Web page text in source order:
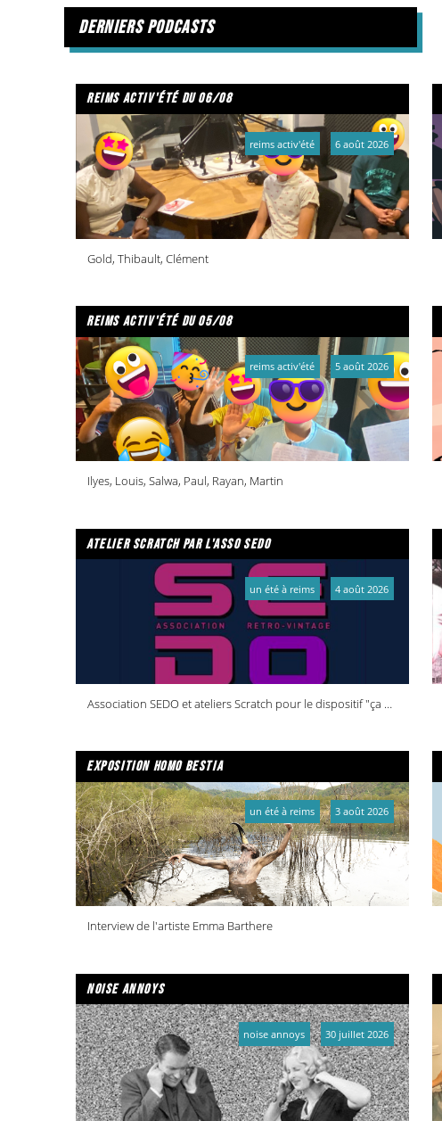
derniers podcasts
reims activ'été du 06/08
Gold, Thibault, Clément
reims activ'été 6 août 2026
reims activ'été du 05/08
Ilyes, Louis, Salwa, Paul, Rayan, Martin
reims activ'été 5 août 2026
atelier scratch par l'asso sedo
Association SEDO et ateliers Scratch pour le dispositif "ça bouge dans vos quartiers !"
un été à reims 4 août 2026
exposition homo bestia
Interview de l'artiste Emma Barthere
un été à reims 3 août 2026
noise annoys
noise annoys 30 juillet 2026